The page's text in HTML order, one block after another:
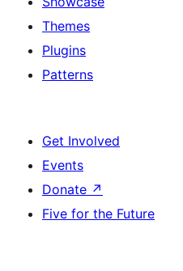
Themes
Plugins
Patterns
Get Involved
Events
Donate ↗
Five for the Future